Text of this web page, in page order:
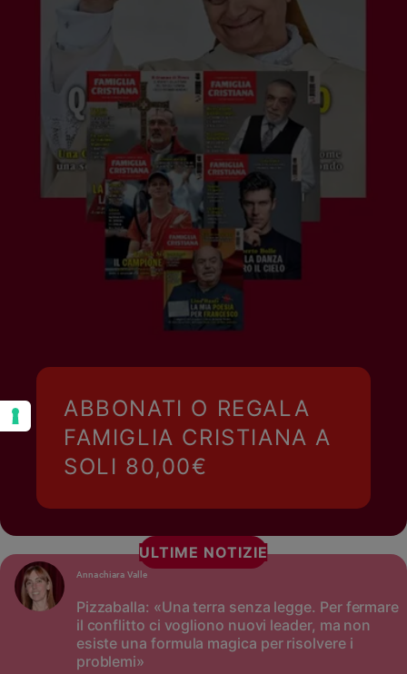
ABBONATI O REGALA
FAMIGLIA CRISTIANA A
SOLI 80,00€
ULTIME NOTIZIE
Pizzaballa: «Una terra senza legge. Per fermare
il conflitto ci vogliono nuovi leader, ma non
esiste una formula magica per risolvere i
problemi»
Annachiara Valle